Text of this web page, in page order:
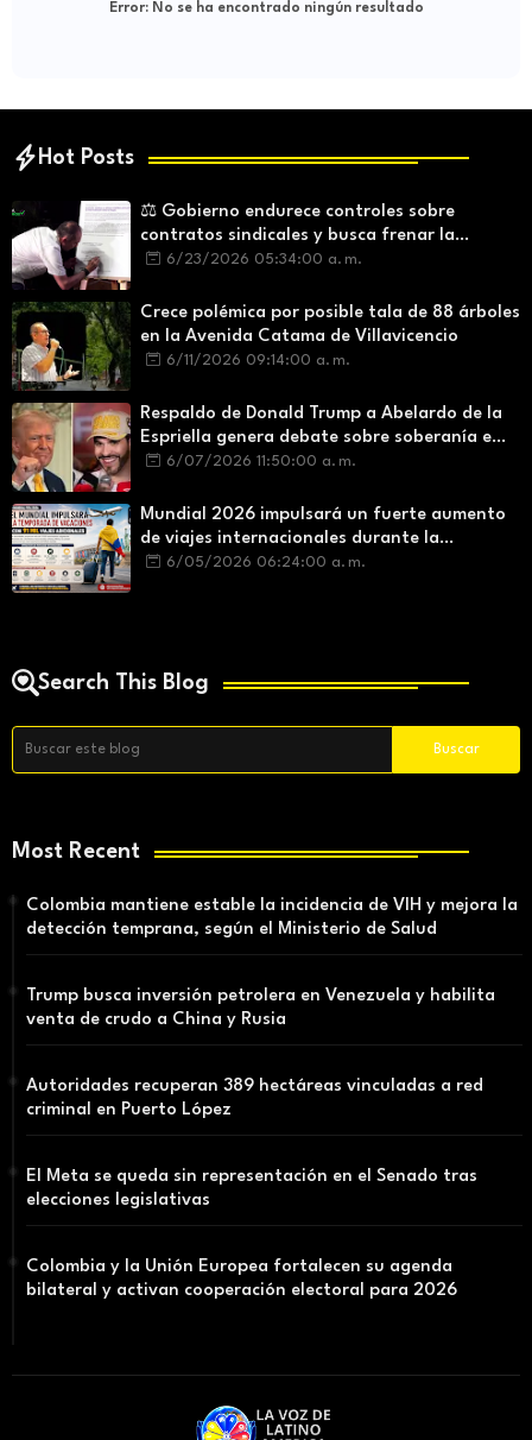
Error:No se ha encontrado ningún resultado
Hot Posts
⚖️ Gobierno endurece controles sobre
contratos sindicales y busca frenar la
intermediación laboral ilegal
6/23/2026 05:34:00 a. m.
Crece polémica por posible tala de 88 árboles
en la Avenida Catama de Villavicencio
6/11/2026 09:14:00 a. m.
Respaldo de Donald Trump a Abelardo de la
Espriella genera debate sobre soberanía e
influencia internacional
6/07/2026 11:50:00 a. m.
Mundial 2026 impulsará un fuerte aumento
de viajes internacionales durante la
temporada de vacaciones
6/05/2026 06:24:00 a. m.
Search This Blog
Most Recent
Colombia mantiene estable la incidencia de VIH y mejora la
detección temprana, según el Ministerio de Salud
Trump busca inversión petrolera en Venezuela y habilita
venta de crudo a China y Rusia
Autoridades recuperan 389 hectáreas vinculadas a red
criminal en Puerto López
El Meta se queda sin representación en el Senado tras
elecciones legislativas
Colombia y la Unión Europea fortalecen su agenda
bilateral y activan cooperación electoral para 2026